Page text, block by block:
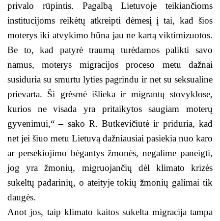
privalo rūpintis. Pagalbą Lietuvoje teikiančioms
institucijoms reikėtų atkreipti dėmesį į tai, kad šios
moterys iki atvykimo būna jau ne kartą viktimizuotos.
Be to, kad patyrė traumą turėdamos palikti savo
namus, moterys migracijos proceso metu dažnai
susiduria su smurtu lyties pagrindu ir net su seksualine
prievarta. Ši grėsmė išlieka ir migrantų stovyklose,
kurios ne visada yra pritaikytos saugiam moterų
gyvenimui,“ – sako R. Butkevičiūtė ir priduria, kad
net jei šiuo metu Lietuvą dažniausiai pasiekia nuo karo
ar persekiojimo bėgantys žmonės, negalime paneigti,
jog yra žmonių, migruojančių dėl klimato krizės
sukeltų padarinių, o ateityje tokių žmonių galimai tik
daugės.
Anot jos, taip klimato kaitos sukelta migracija tampa